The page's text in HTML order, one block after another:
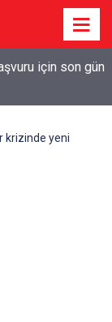
için son gün
krizinde yeni